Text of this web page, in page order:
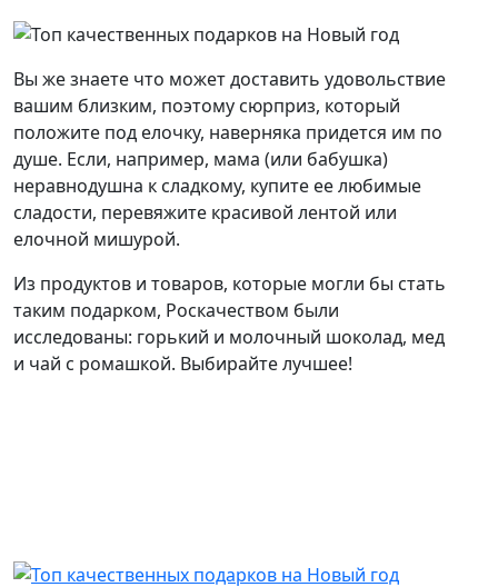
Вы же знаете что может доставить удовольствие
вашим близким, поэтому сюрприз, который
положите под елочку, наверняка придется им по
душе. Если, например, мама (или бабушка)
неравнодушна к сладкому, купите ее любимые
сладости, перевяжите красивой лентой или
елочной мишурой.
Из продуктов и товаров, которые могли бы стать
таким подарком, Роскачеством были
исследованы: горький и молочный шоколад, мед
и чай с ромашкой. Выбирайте лучшее!